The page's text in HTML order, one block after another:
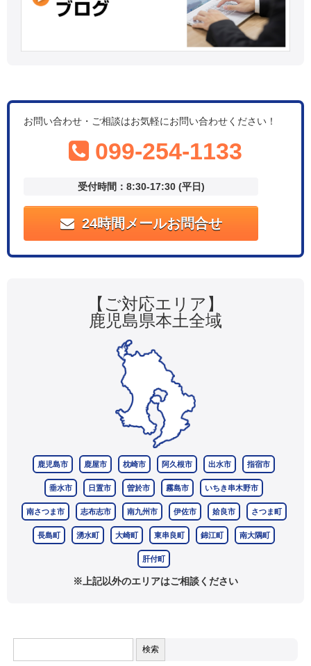
お問い合わせ・ご相談はお気軽にお問い合わせください！
099-254-1133
受付時間：8:30-17:30 (平日)
24時間メールお問合せ
【ご対応エリア】
鹿児島県本土全域
鹿児島市 鹿屋市 枕崎市 阿久根市 出水市 指宿市
垂水市 日置市 曽於市 霧島市 いちき串木野市
南さつま市 志布志市 南九州市 伊佐市 姶良市 さつま町
長島町 湧水町 大崎町 東串良町 錦江町 南大隅町
肝付町
※上記以外のエリアはご相談ください
索: